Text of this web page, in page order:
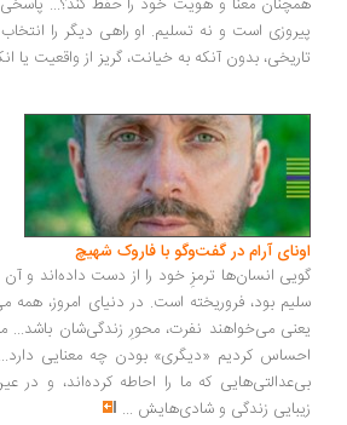
است و نه تسلیم. او راهی دیگر را انتخاب
بدون آنکه به خیانت، گریز از واقعیت یا انکار
آرام در گفت‌وگو با فاروک شهیچ‭
انسان‌ها ترمزِ خود را از دست داده‌اند و آن کُدِ
بود، فروریخته است. در دنیای امروز، همه
می‌خواهند نفرت، محورِ زندگی‌شان باشد... ما
کردیم «دیگری» بودن چه معنایی دارد...
که ما را احاطه کرده‌اند، و در عین
زندگی و شادی‌هایش...